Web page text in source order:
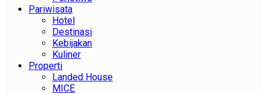
Pariwisata
Hotel
Destinasi
Kebijakan
Kuliner
Properti
Landed House
MICE